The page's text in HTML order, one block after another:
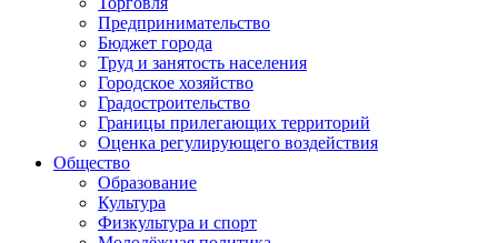
Предпринимательство
Бюджет города
Труд и занятость населения
Городское хозяйство
Градостроительство
Границы прилегающих территорий
Оценка регулирующего воздействия
Общество
Образование
Культура
Физкультура и спорт